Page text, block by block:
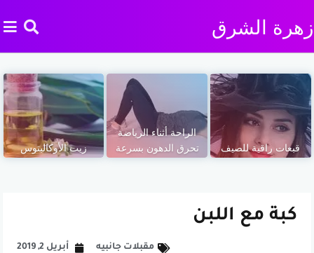
زهرة الشرق
قبعات راقية للصيف
الراحة أثناء الرياضة
تحرق الدهون بسرعة
زيت الأوكالبتوس
كبة مع اللبن
مقبلات جانبيه أبريل 2, 2019